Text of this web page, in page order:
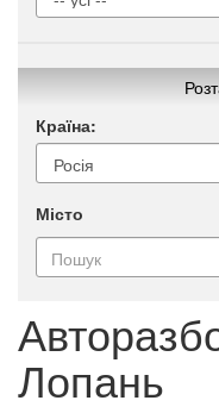
Країна:
Місто
Лопань